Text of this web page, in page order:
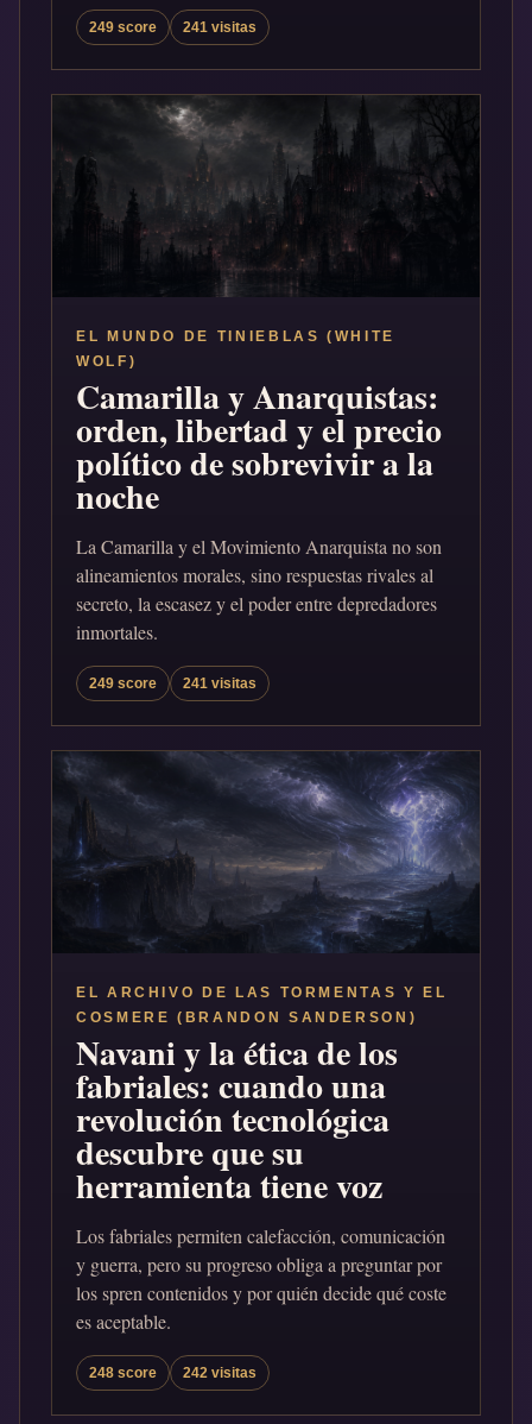
249 score 241 visitas
EL MUNDO DE TINIEBLAS (WHITE
WOLF)
Camarilla y Anarquistas:
orden, libertad y el precio
político de sobrevivir a la
noche
La Camarilla y el Movimiento Anarquista no son
alineamientos morales, sino respuestas rivales al
secreto, la escasez y el poder entre depredadores
inmortales.
249 score 241 visitas
EL ARCHIVO DE LAS TORMENTAS Y EL
COSMERE (BRANDON SANDERSON)
Navani y la ética de los
fabriales: cuando una
revolución tecnológica
descubre que su
herramienta tiene voz
Los fabriales permiten calefacción, comunicación
y guerra, pero su progreso obliga a preguntar por
los spren contenidos y por quién decide qué coste
es aceptable.
248 score 242 visitas